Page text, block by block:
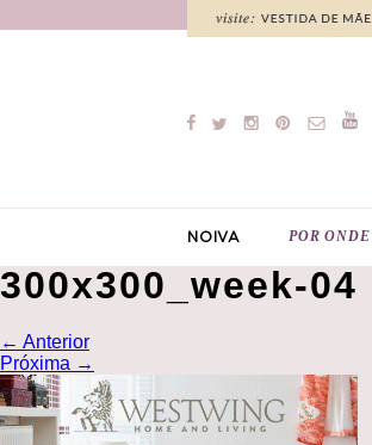
NOIVA POR
300x300_week-04
← Anterior
Próxima →